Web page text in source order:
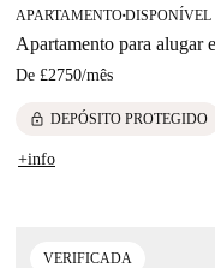
APARTAMENTO■DISPONÍVEL
Apartamento para alugar
De £2750/mês
lock DEPÓSITO PROTEGIDO
+info
VERIFICADA